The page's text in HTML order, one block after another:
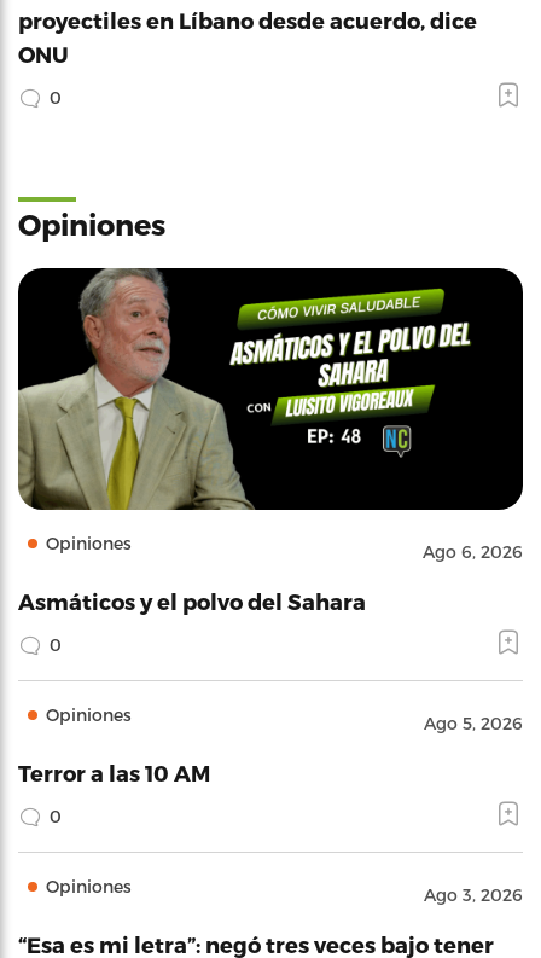
proyectiles en Líbano desde acuerdo, dice
ONU
0
Opiniones
Opiniones Ago 6, 2026
Asmáticos y el polvo del Sahara
0
Opiniones Ago 5, 2026
Terror a las 10 AM
0
Opiniones Ago 3, 2026
“Esa es mi letra”: negó tres veces bajo tener